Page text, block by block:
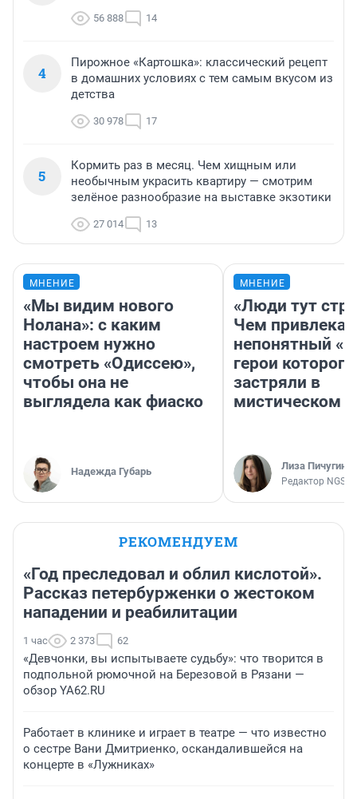
56 888 14
4
Пирожное «Картошка»: классический рецепт
в домашних условиях с тем самым вкусом из
детства
30 978 17
5
Кормить раз в месяц. Чем хищным или
необычным украсить квартиру — смотрим
зелёное разнообразие на выставке экзотики
27 014 13
МНЕНИЕ
«Мы видим нового
Нолана»: с каким
настроем нужно
смотреть «Одиссею»,
чтобы она не
выглядела как фиаско
Надежда Губарь
МНЕНИЕ
«Люди тут
Чем
непонятный
герои которого
застряли в
мистическом
Лиза Пичугина
Редактор
РЕКОМЕНДУЕМ
«Год преследовал и облил кислотой».
Рассказ петербурженки о жестоком
нападении и реабилитации
1 час 2 373 62
«Девчонки, вы испытываете судьбу»: что творится в
подпольной рюмочной на Березовой в Рязани —
обзор YA62.RU
Работает в клинике и играет в театре — что известно
о сестре Вани Дмитриенко, оскандалившейся на
концерте в «Лужниках»